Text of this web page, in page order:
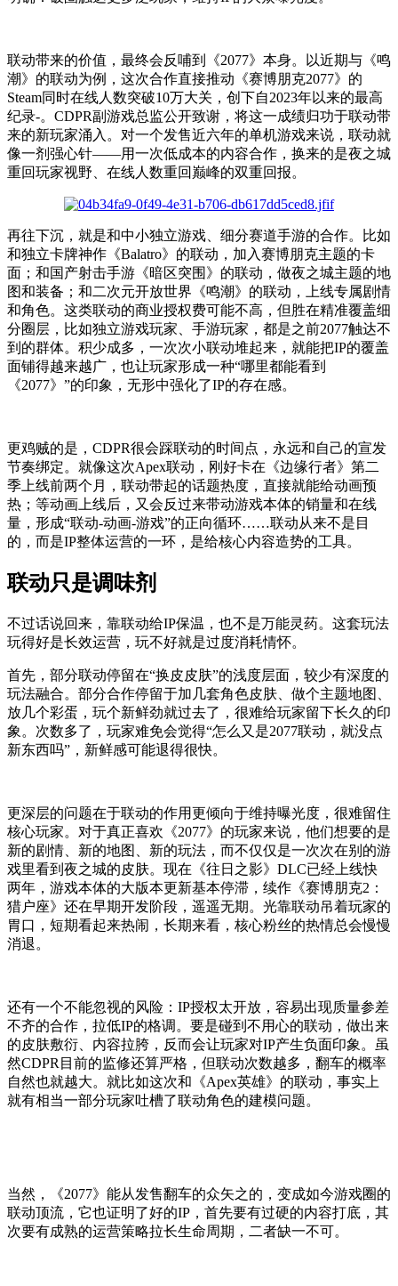
联动带来的价值，最终会反哺到《2077》本身。以近期与《鸣
潮》的联动为例，这次合作直接推动《赛博朋克2077》的
Steam同时在线人数突破10万大关，创下自2023年以来的最高
纪录-。CDPR副游戏总监公开致谢，将这一成绩归功于联动带
来的新玩家涌入。对一个发售近六年的单机游戏来说，联动就
像一剂强心针——用一次低成本的内容合作，换来的是夜之城
重回玩家视野、在线人数重回巅峰的双重回报。
再往下沉，就是和中小独立游戏、细分赛道手游的合作。比如
和独立卡牌神作《Balatro》的联动，加入赛博朋克主题的卡
面；和国产射击手游《暗区突围》的联动，做夜之城主题的地
图和装备；和二次元开放世界《鸣潮》的联动，上线专属剧情
和角色。这类联动的商业授权费可能不高，但胜在精准覆盖细
分圈层，比如独立游戏玩家、手游玩家，都是之前2077触达不
到的群体。积少成多，一次次小联动堆起来，就能把IP的覆盖
面铺得越来越广，也让玩家形成一种“哪里都能看到
《2077》”的印象，无形中强化了IP的存在感。
更鸡贼的是，CDPR很会踩联动的时间点，永远和自己的宣发
节奏绑定。就像这次Apex联动，刚好卡在《边缘行者》第二
季上线前两个月，联动带起的话题热度，直接就能给动画预
热；等动画上线后，又会反过来带动游戏本体的销量和在线
量，形成“联动-动画-游戏”的正向循环……联动从来不是目
的，而是IP整体运营的一环，是给核心内容造势的工具。
联动只是调味剂
不过话说回来，靠联动给IP保温，也不是万能灵药。这套玩法
玩得好是长效运营，玩不好就是过度消耗情怀。
首先，部分联动停留在“换皮皮肤”的浅度层面，较少有深度的
玩法融合。部分合作停留于加几套角色皮肤、做个主题地图、
放几个彩蛋，玩个新鲜劲就过去了，很难给玩家留下长久的印
象。次数多了，玩家难免会觉得“怎么又是2077联动，就没点
新东西吗”，新鲜感可能退得很快。
更深层的问题在于联动的作用更倾向于维持曝光度，很难留住
核心玩家。对于真正喜欢《2077》的玩家来说，他们想要的是
新的剧情、新的地图、新的玩法，而不仅仅是一次次在别的游
戏里看到夜之城的皮肤。现在《往日之影》DLC已经上线快
两年，游戏本体的大版本更新基本停滞，续作《赛博朋克2：
猎户座》还在早期开发阶段，遥遥无期。光靠联动吊着玩家的
胃口，短期看起来热闹，长期来看，核心粉丝的热情总会慢慢
消退。
还有一个不能忽视的风险：IP授权太开放，容易出现质量参差
不齐的合作，拉低IP的格调。要是碰到不用心的联动，做出来
的皮肤敷衍、内容拉胯，反而会让玩家对IP产生负面印象。虽
然CDPR目前的监修还算严格，但联动次数越多，翻车的概率
自然也就越大。就比如这次和《Apex英雄》的联动，事实上
就有相当一部分玩家吐槽了联动角色的建模问题。
当然，《2077》能从发售翻车的众矢之的，变成如今游戏圈的
联动顶流，它也证明了好的IP，首先要有过硬的内容打底，其
次要有成熟的运营策略拉长生命周期，二者缺一不可。